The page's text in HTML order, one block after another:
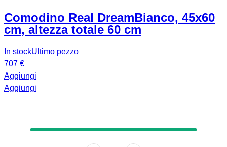
Comodino Real DreamBianco, 45x60
cm, altezza totale 60 cm
In stockUltimo pezzo
707 €
Aggiungi
Aggiungi